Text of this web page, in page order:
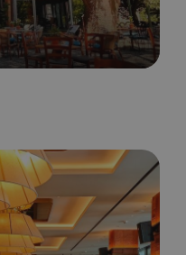
takeOverCookie
LangCookie